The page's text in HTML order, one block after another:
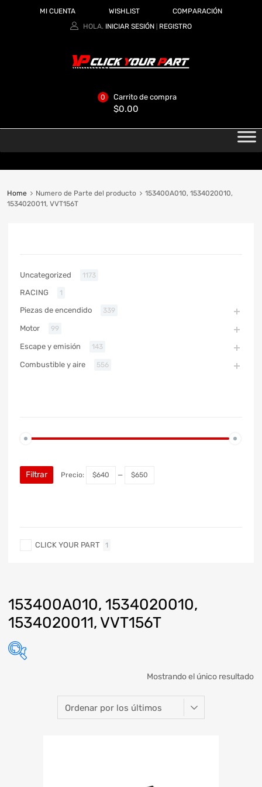
MI CUENTA WISHLIST
COMPARACIÓN
HOLA. INICIAR SESIÓN REGISTRO
Carrito de compra
$0.00
0
Home Numero de Parte del producto
153400A010, 1534020010,
1534020011, VVT156T
153400A010, 1534020010,
1534020011, VVT156T
Mostrando el único resultado
Uncategorized 1173
RACING 1
Piezas de encendido 339
Motor 99
Escape y emisión 143
Combustible y aire 556
Filtrar Precio: $640 — $650
CLICK YOUR PART 1